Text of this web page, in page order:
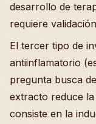
desarrollo de
requiere
El tercer tipo de
antiinflamatorio
pregunta busca
extracto reduce la
consiste en la